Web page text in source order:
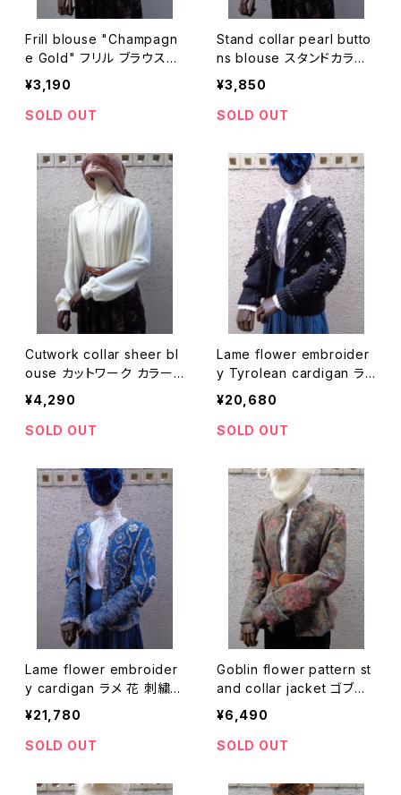
Frill blouse "Champagn
e Gold" フリル ブラウス
"シャンパンゴールド"
¥3,190
SOLD OUT
Stand collar pearl butto
ns blouse スタンドカラー
パールボタン ブラウス
¥3,850
SOLD OUT
Cutwork collar sheer bl
ouse カットワーク カラー
シアー ブラウス
¥4,290
SOLD OUT
Lame flower embroider
y Tyrolean cardigan ラ
メ 花 刺繍 チロリアン カー
ディガン
¥20,680
SOLD OUT
Lame flower embroider
y cardigan ラメ 花 刺繍
カーディガン
¥21,780
SOLD OUT
Goblin flower pattern st
and collar jacket ゴブラ
ン 花柄 スタンドカラー ジャ
ケット
¥6,490
SOLD OUT